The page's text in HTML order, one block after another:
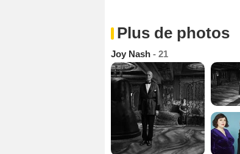
Plus de photos
Joy Nash - 21